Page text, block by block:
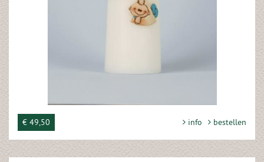
€ 49,50 info bestellen